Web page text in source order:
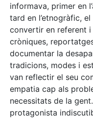
informava, primer en
tard en l’etnogràfic,
convertir en referent i
cròniques,
documentar la
tradicions, modes i
van reflectir el seu
empatia cap als
necessitats de la
protagonista